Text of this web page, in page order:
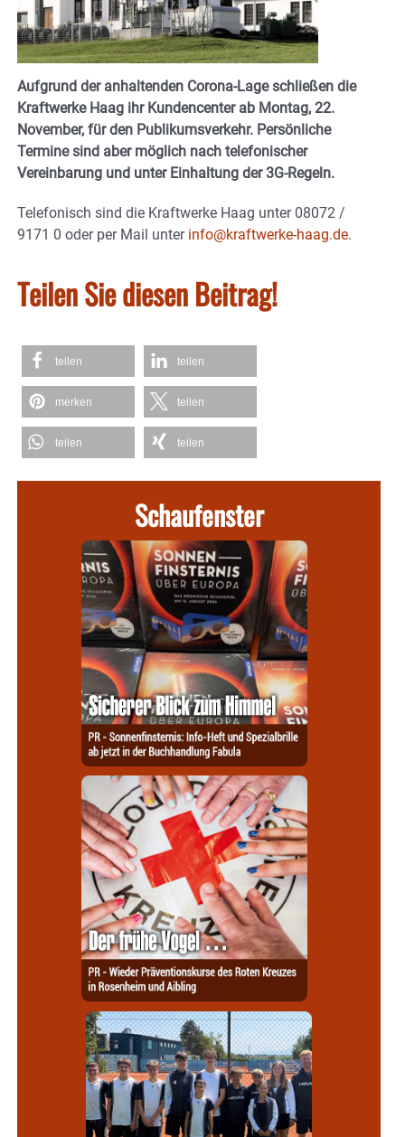
Aufgrund der anhaltenden Corona-Lage schließen die
Kraftwerke Haag ihr Kundencenter ab Montag, 22.
November, für den Publikumsverkehr. Persönliche
Termine sind aber möglich nach telefonischer
Vereinbarung und unter Einhaltung der 3G-Regeln.
Telefonisch sind die Kraftwerke Haag unter 08072 /
9171 0 oder per Mail unter info@kraftwerke-haag.de.
Teilen Sie diesen Beitrag!
teilen teilen
merken teilen
teilen teilen
Schaufenster